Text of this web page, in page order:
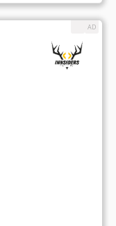
Recherche
Neben den
dort auch
den passenden